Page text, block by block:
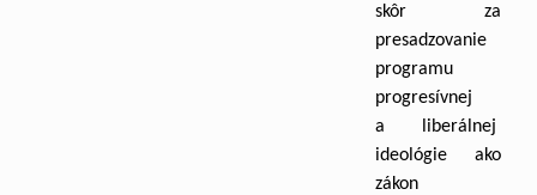
skôr za
presadzovanie
programu
progresívnej
a liberálnej
ideológie ako
zákon